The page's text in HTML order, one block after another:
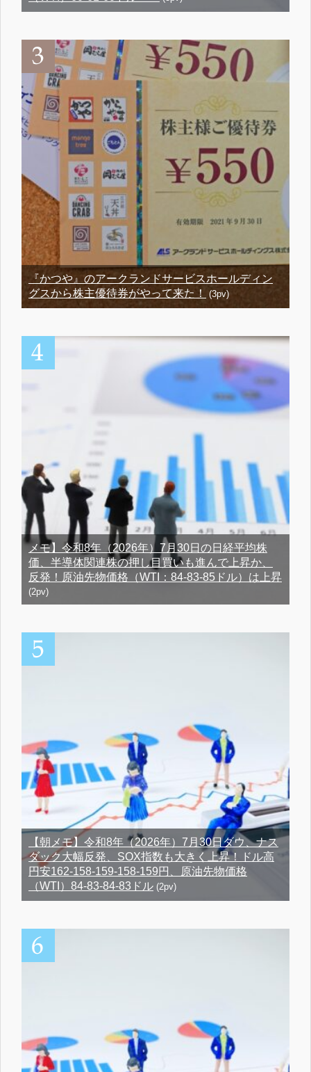
『かつや』のアークランドサービスホールディン
グスから株主優待券がやって来た！
(3pv)
メモ】令和8年（2026年）7月30日の日経平均株
価、半導体関連株の押し目買いも進んで上昇か、
反発！原油先物価格（WTI：84-83-85ドル）は上昇
(2pv)
【朝メモ】令和8年（2026年）7月30日ダウ、ナス
ダック大幅反発、SOX指数も大きく上昇！ドル高
円安162-158-159-158-159円、原油先物価格
（WTI）84-83-84-83ドル (2pv)